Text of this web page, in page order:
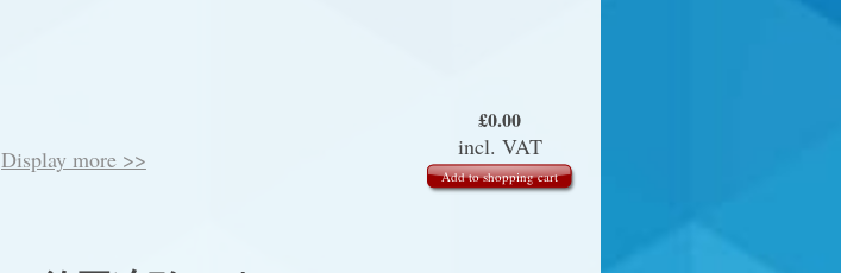
£0.00
incl. VAT
Add to shopping cart
Display more >>